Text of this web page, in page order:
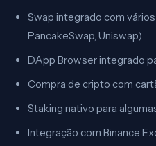
Swap integrado com
PancakeSwap, Uniswap)
DApp Browser integrado
Compra de cripto com
Staking nativo para
Integração com Binance